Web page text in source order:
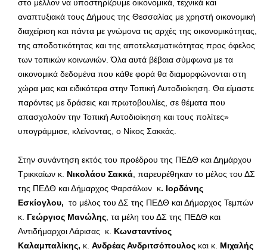
στο μέλλον να υποστηρίζουμε οικονομικά, τεχνικά και
αναπτυξιακά τους Δήμους της Θεσσαλίας με χρηστή οικονομική
διαχείριση και πάντα με γνώμονα τις αρχές της οικονομικότητας,
της αποδοτικότητας και της αποτελεσματικότητας προς όφελος
των τοπικών κοινωνιών. Όλα αυτά βέβαια σύμφωνα με τα
οικονομικά δεδομένα που κάθε φορά θα διαμορφώνονται στη
χώρα μας και ειδικότερα στην Τοπική Αυτοδιοίκηση. Θα είμαστε
παρόντες με δράσεις και πρωτοβουλίες, σε θέματα που
απασχολούν την Τοπική Αυτοδιοίκηση και τους πολίτες»
υπογράμμισε, κλείνοντας, ο Νίκος Σακκάς.
Στην συνάντηση εκτός του προέδρου της ΠΕΔΘ και Δημάρχου
Τρικκαίων κ. Νικολάου Σακκά, παρευρέθηκαν το μέλος του ΔΣ
της ΠΕΔΘ και Δήμαρχος Φαρσάλων κ. Ιορδάνης
Εσκίογλου, το μέλος του ΔΣ της ΠΕΔΘ και Δήμαρχος Τεμπών
κ. Γεώργιος Μανώλης, τα μέλη του ΔΣ της ΠΕΔΘ και
Αντιδήμαρχοι Λάρισας κ. Κωνσταντίνος
Καλαμπαλίκης, κ. Ανδρέας Ανδριτσόπουλος και κ. Μιχαλής